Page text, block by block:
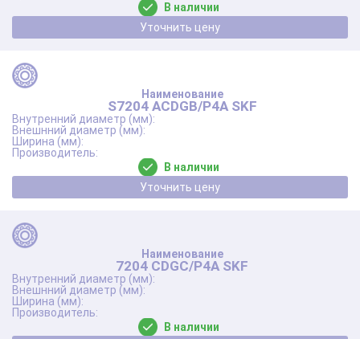
В наличии
Уточнить цену
S7204 ACDGB/P4A SKF
В наличии
Уточнить цену
7204 CDGC/P4A SKF
В наличии